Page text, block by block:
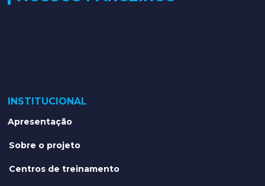
INSTITUCIONAL
Apresentação
Sobre o projeto
Centros de treinamento